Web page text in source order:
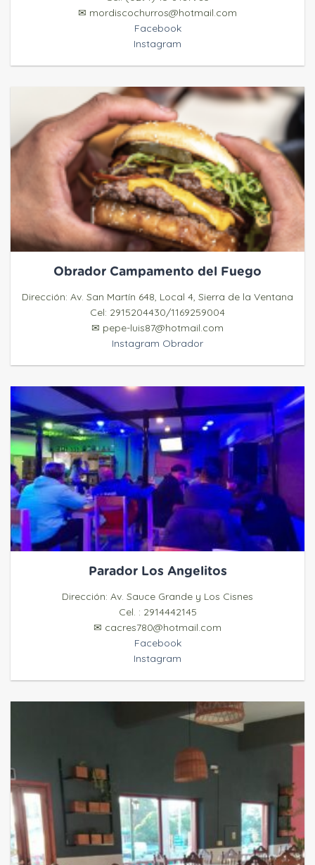
✉ mordiscochurros@hotmail.com
Facebook
Instagram
Obrador Campamento del Fuego
Dirección: Av. San Martín 648, Local 4, Sierra de la Ventana
Cel: 2915204430/1169259004
✉ pepe-luis87@hotmail.com
Instagram Obrador
Parador Los Angelitos
Dirección: Av. Sauce Grande y Los Cisnes
Cel. : 2914442145
✉ cacres780@hotmail.com
Facebook
Instagram